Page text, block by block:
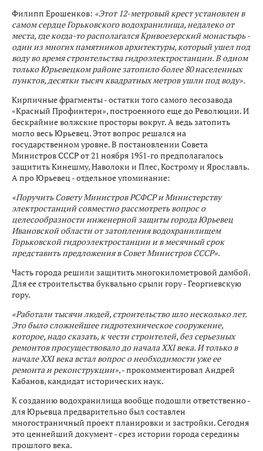
Филипп Ерошенков: «Этот 12-метровый крест установлен в
самом сердце Горьковского водохранилища, недалеко от
места, где когда-то располагался Кривоезерский монастырь -
один из многих памятников архитектуры, который ушел под
воду во время строительства гидроэлектростанции. В одном
только Юрьевецком районе затопило более 80 населенных
пунктов, десятки тысяч квадратных метров ушли под воду».
Кирпичные фрагменты - остатки того самого лесозавода
«Красный Профинтерн», построенного еще до Революции. И
бескрайние волжские просторы вокруг. А ведь затопить
могло весь Юрьевец. Этот вопрос решался на
государственном уровне. В постановлении Совета
Министров СССР от 21 ноября 1951-го предполагалось
защитить Кинешму, Наволоки и Плес, Кострому и Ярославль.
А про Юрьевец - отдельное упоминание:
«Поручить Совету Министров РСФСР и Министерству
электростанций совместно рассмотреть вопрос о
целесообразности инженерной защиты города Юрьевец
Ивановской области от затопления водохранилищем
Горьковской гидроэлектростанции и в месячный срок
представить предложения в Совет Министров СССР».
Часть города решили защитить многокилометровой дамбой.
Для ее строительства буквально срыли гору - Георгиевскую
гору.
«Работали тысячи людей, строительство шло несколько лет.
Это было сложнейшее гидротехническое сооружение,
которое, надо сказать, к чести строителей, без серьезных
ремонтов просуществовало до начала XXI века. И только в
начале XXI века встал вопрос о необходимости уже ее
ремонта и реконструкции», - прокомментировал Андрей
Кабанов, кандидат исторических наук.
К созданию водохранилища вообще подошли ответственно -
для Юрьевца предварительно был составлен
многостраничный проект планировки и застройки. Сегодня
это ценнейший документ - срез истории города середины
прошлого века.